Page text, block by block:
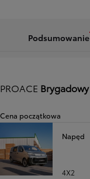
Poprzedni
Podsumowanie
PROACE Brygadowy
Cena początkowa
Napęd
4X2